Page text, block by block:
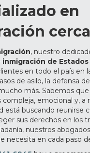
en
, nuestro
inmigración de
en todo el país en
de asilo, la defensa
más. Sabemos que
compleja, emocional y, a
está buscando reunirse
sus derechos en los
nuestros
necesita en cada paso